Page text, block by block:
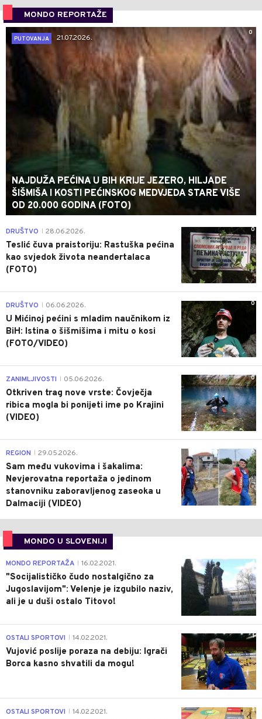
MONDO REPORTAŽE
0
PUTOVANJA
21.07.2026.
NAJDUŽA PEĆINA U BIH KRIJE JEZERO, HILJADE
ŠIŠMIŠA I KOSTI PEĆINSKOG MEDVJEDA STARE VIŠE
OD 20.000 GODINA (FOTO)
0
DRUŠTVO 28.06.2026.
Teslić čuva praistoriju: Rastuška pećina
kao svjedok života neandertalaca
(FOTO)
0
DRUŠTVO 06.06.2026.
U Mićinoj pećini s mladim naučnikom iz
BiH: Istina o šišmišima i mitu o kosi
(FOTO/VIDEO)
0
ZANIMLJIVOSTI 05.06.2026.
Otkriven trag nove vrste: Čovječja
ribica mogla bi ponijeti ime po Krajini
(VIDEO)
0
REGION 29.05.2026.
Sam među vukovima i šakalima:
Nevjerovatna reportaža o jedinom
stanovniku zaboravljenog zaseoka u
Dalmaciji (VIDEO)
MONDO U SLOVENIJI
4
MONDO REPORTAŽA 16.02.2021.
"Socijalističko čudo nostalgično za
Jugoslavijom": Velenje je izgubilo naziv,
ali je u duši ostalo Titovo!
1
OSTALI SPORTOVI 14.02.2021.
Vujović poslije poraza na debiju: Igrači
Borca kasno shvatili da mogu!
3
OSTALI SPORTOVI 14.02.2021.